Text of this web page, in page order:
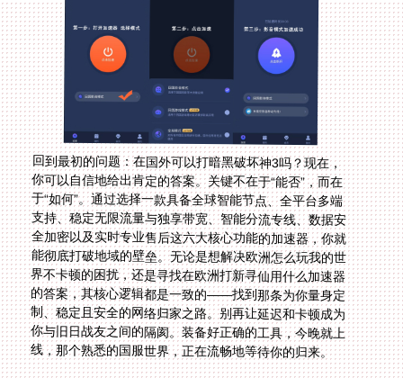
回到最初的问题：在国外可以打暗黑破坏神3吗？现在，
你可以自信地给出肯定的答案。关键不在于“能否”，而在
于“如何”。通过选择一款具备全球智能节点、全平台多端
支持、稳定无限流量与独享带宽、智能分流专线、数据安
全加密以及实时专业售后这六大核心功能的加速器，你就
能彻底打破地域的壁垒。无论是想解决欧洲怎么玩我的世
界不卡顿的困扰，还是寻找在欧洲打新寻仙用什么加速器
的答案，其核心逻辑都是一致的——找到那条为你量身定
制、稳定且安全的网络归家之路。别再让延迟和卡顿成为
你与旧日战友之间的隔阂。装备好正确的工具，今晚就上
线，那个熟悉的国服世界，正在流畅地等待你的归来。